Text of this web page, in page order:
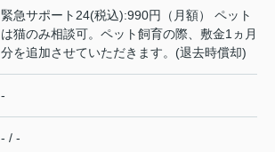
緊急サポート24(税込):990円（月額） ペット
は猫のみ相談可。ペット飼育の際、敷金1ヵ月
分を追加させていただきます。(退去時償却)
-
- / -